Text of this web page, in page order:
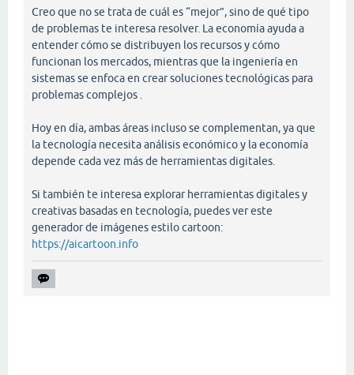
Creo que no se trata de cuál es “mejor”, sino de qué tipo
de problemas te interesa resolver. La economía ayuda a
entender cómo se distribuyen los recursos y cómo
funcionan los mercados, mientras que la ingeniería en
sistemas se enfoca en crear soluciones tecnológicas para
problemas complejos .
Hoy en día, ambas áreas incluso se complementan, ya que
la tecnología necesita análisis económico y la economía
depende cada vez más de herramientas digitales.
Si también te interesa explorar herramientas digitales y
creativas basadas en tecnología, puedes ver este
generador de imágenes estilo cartoon:
https://aicartoon.info